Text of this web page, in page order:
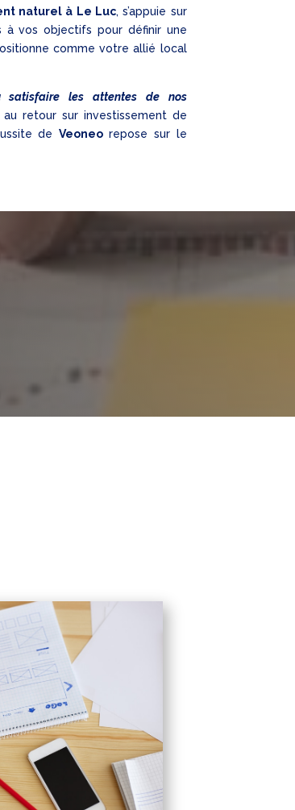
naturel à Le Luc, s’appuie sur
vos objectifs pour définir une
comme votre allié local
satisfaire les attentes de nos
retour sur investissement de
de Veoneorepose sur le